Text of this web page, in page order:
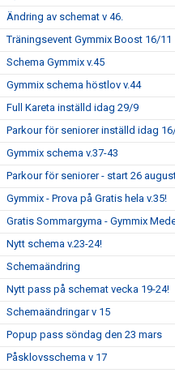
Ändring av schemat v 46.
Träningsevent Gymmix Boost 16/11
Schema Gymmix v.45
Gymmix schema höstlov v.44
Full Kareta inställd idag 29/9
Parkour för seniorer inställd idag
Gymmix schema v.37-43
Parkour för seniorer - start 26
Gymmix - Prova på Gratis hela v.35!
Gratis Sommargyma - Gymmix
Nytt schema v.23-24!
Schemaändring
Nytt pass på schemat vecka 19-24!
Schemaändringar v 15
Popup pass söndag den 23 mars
Påsklovsschema v 17